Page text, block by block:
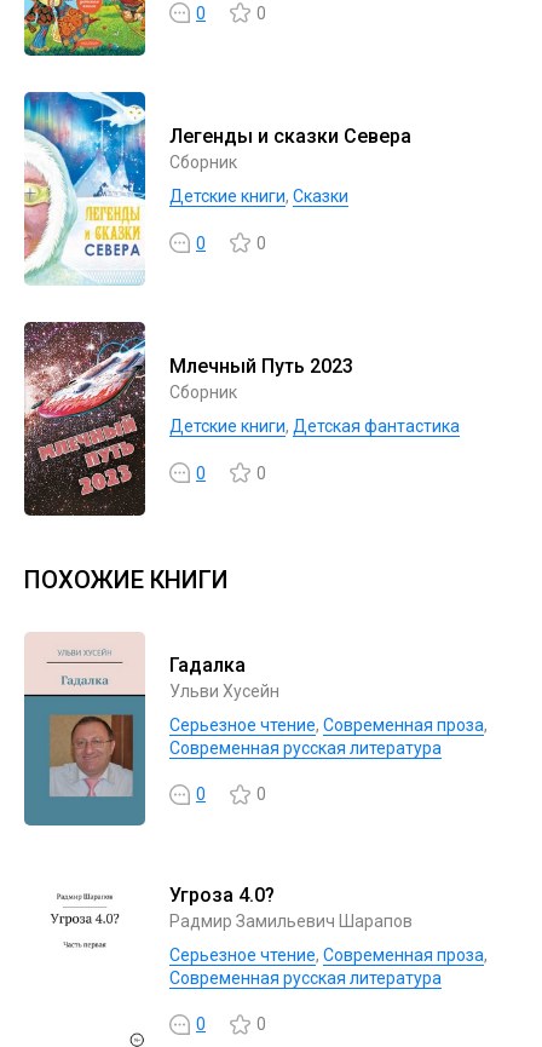
0 0
Легенды и сказки Севера
Сборник
Детские книги, Сказки
0 0
Млечный Путь 2023
Сборник
Детские книги, Детская фантастика
0 0
ПОХОЖИЕ КНИГИ
Гадалка
Ульви Хусейн
Серьезное чтение, Современная проза,
Современная русская литература
0 0
Угроза 4.0?
Радмир Замильевич Шарапов
Серьезное чтение, Современная проза,
Современная русская литература
0 0